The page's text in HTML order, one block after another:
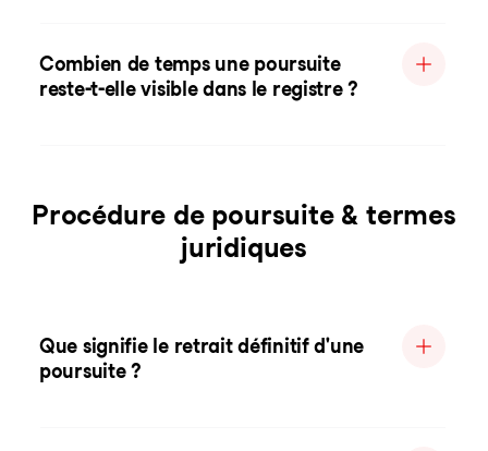
Combien de temps une poursuite
reste-t-elle visible dans le registre ?
Procédure de poursuite & termes
juridiques
Que signifie le retrait définitif d'une
poursuite ?